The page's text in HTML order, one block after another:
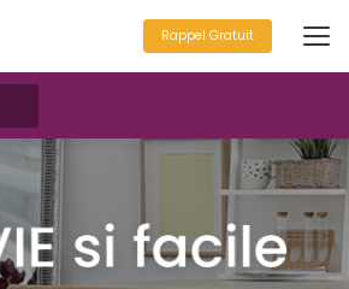
Rappel Gratuit